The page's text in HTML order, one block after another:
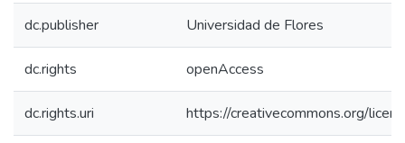
dc.publisher Universidad de Flores
dc.rights openAccess
dc.rights.uri https://creativecommons.org/